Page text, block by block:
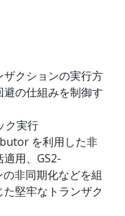
ザクションの実行方
の仕組みを制御す
ク実行
を利用した非
用、GS2-
非同期化などを組
堅牢なトランザク